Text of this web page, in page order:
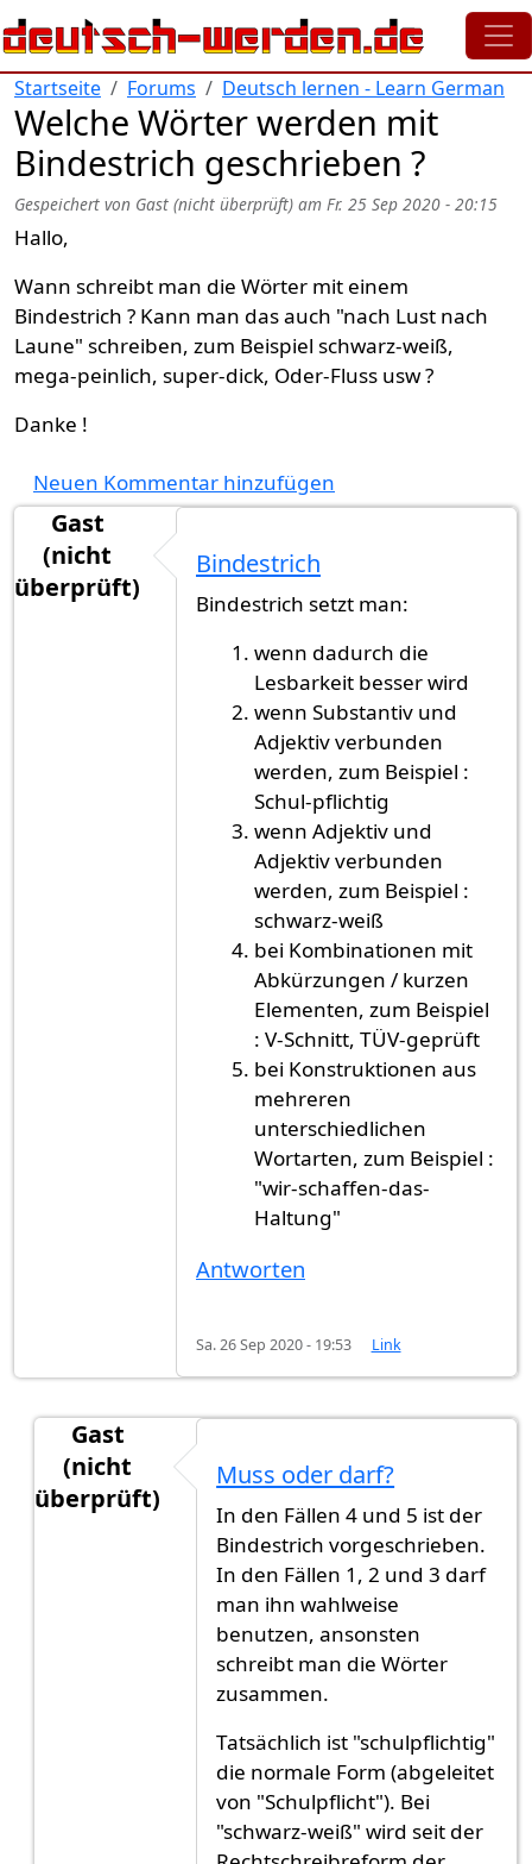
Direkt zum Inhalt
Startseite Forums Deutsch lernen - Learn German
Welche Wörter werden mit
Bindestrich geschrieben ?
Gespeichert von Gast (nicht überprüft) am Fr. 25 Sep 2020 - 20:15
Hallo,
Wann schreibt man die Wörter mit einem
Bindestrich ? Kann man das auch "nach Lust nach
Laune" schreiben, zum Beispiel schwarz-weiß,
mega-peinlich, super-dick, Oder-Fluss usw ?
Danke !
Neuen Kommentar hinzufügen
Gast
(nicht
überprüft)
Bindestrich
Bindestrich setzt man:
wenn dadurch die
Lesbarkeit besser wird
wenn Substantiv und
Adjektiv verbunden
werden, zum Beispiel :
Schul-pflichtig
wenn Adjektiv und
Adjektiv verbunden
werden, zum Beispiel :
schwarz-weiß
bei Kombinationen mit
Abkürzungen / kurzen
Elementen, zum Beispiel
: V-Schnitt, TÜV-geprüft
bei Konstruktionen aus
mehreren
unterschiedlichen
Wortarten, zum Beispiel :
"wir-schaffen-das-
Haltung"
Antworten
Sa. 26 Sep 2020 - 19:53 Link
Gast
(nicht
überprüft)
Bindestrich vonGast (nicht
Muss oder darf?
In den Fällen 4 und 5 ist der
Bindestrich vorgeschrieben.
In den Fällen 1, 2 und 3 darf
man ihn wahlweise
benutzen, ansonsten
schreibt man die Wörter
zusammen.
Tatsächlich ist "schulpflichtig"
die normale Form (abgeleitet
von "Schulpflicht"). Bei
"schwarz-weiß" wird seit der